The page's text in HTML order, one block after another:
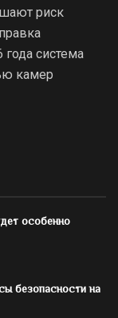
риск
система
камер
особенно
безопасности на